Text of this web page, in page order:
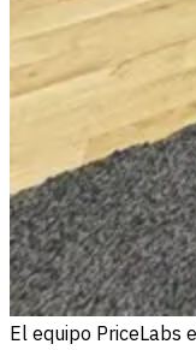
El equipo PriceLabs